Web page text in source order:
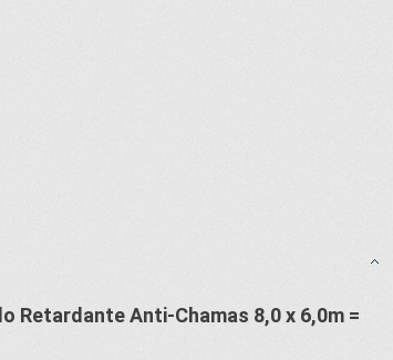
Retardante Anti-Chamas 8,0x 6,0m =